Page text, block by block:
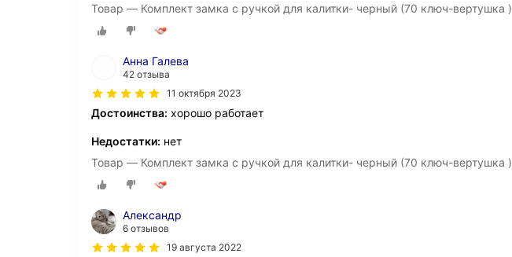
Товар — Комплект замка с ручкой для калитки- черный (70 ключ-вертушка )
Анна Галева
42 отзыва
11 октября 2023
Достоинства: хорошо работает
Недостатки: нет
Товар — Комплект замка с ручкой для калитки- черный (70 ключ-вертушка )
Александр
6 отзывов
19 августа 2022